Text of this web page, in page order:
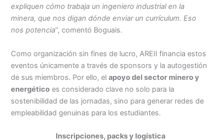
expliquen cómo trabaja un ingeniero industrial en la
minera, que nos digan dónde enviar un currículum. Eso
nos potencia”, comentó Boguais.
Como organización sin fines de lucro, AREII financia estos
eventos únicamente a través de sponsors y la autogestión
de sus miembros. Por ello, elapoyo del sector minero y
energético es considerado clave no solo para la
sostenibilidad de las jornadas, sino para generar redes de
empleabilidad genuinas para los estudiantes.
Inscripciones, packs y logística